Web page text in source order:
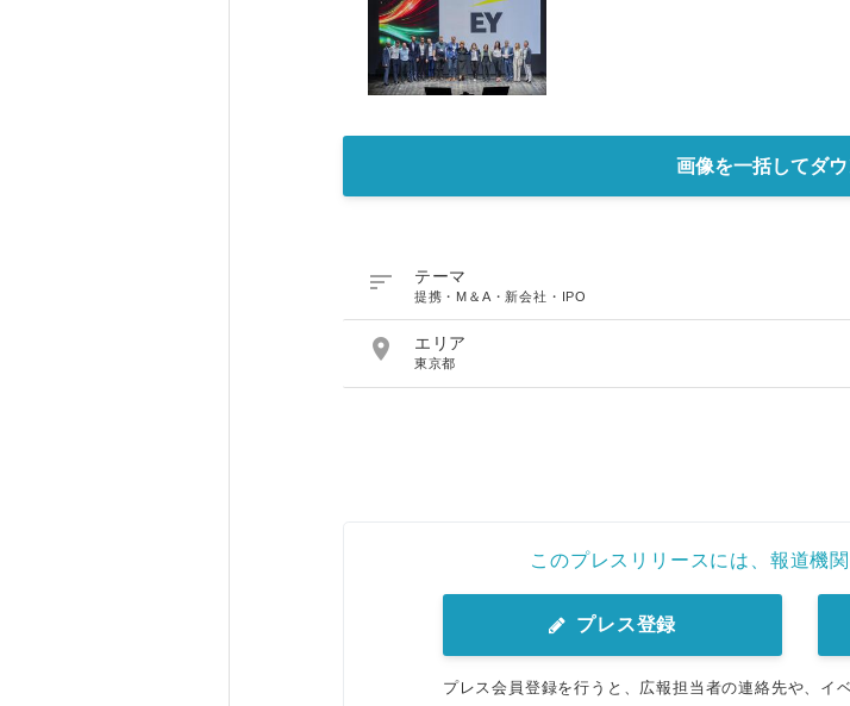
画像を一括してダ
 テーマ
提携・M＆A・新会社・IPO
 エリア
東京都
このプレスリリースには、報道機
プレス登録
プレス会員登録を行うと、広報担当者の連絡先や、イ